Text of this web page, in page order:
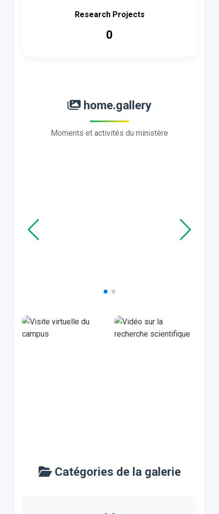
Research Projects
0
home.gallery
Moments et activités du ministère
Présentation vidéo des activités de recherche.
Activit�s
du campus
recherche
scienti...
Catégories de la galerie